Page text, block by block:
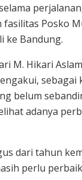
Posko
ke Bandung.
M. Hikari
sebagai
belum
adanya
dari tahun
perlu